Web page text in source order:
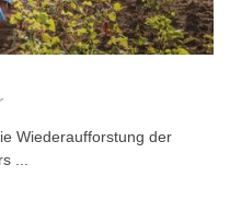
Wiederaufforstung der
...